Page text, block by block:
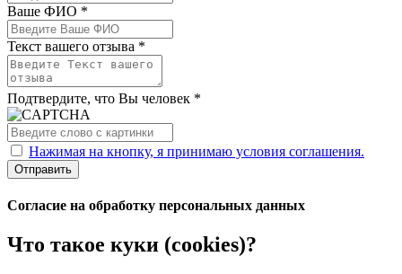
Ваше ФИО *
Текст вашего отзыва *
Подтвердите, что Вы человек *
Нажимая на кнопку, я принимаю условия соглашения.
Отправить
Согласие на обработку персональных данных
Что такое куки (cookies)?